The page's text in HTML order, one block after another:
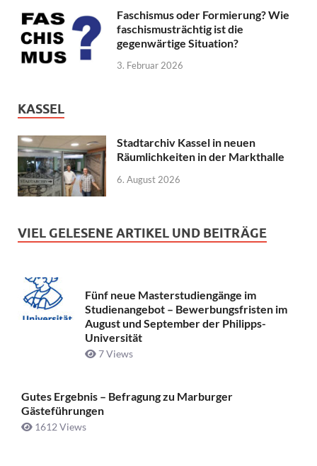
Faschismus oder Formierung? Wie
faschismusträchtig ist die
gegenwärtige Situation?
3. Februar 2026
KASSEL
Stadtarchiv Kassel in neuen
Räumlichkeiten in der Markthalle
6. August 2026
VIEL GELESENE ARTIKEL UND BEITRÄGE
Fünf neue Masterstudiengänge im
Studienangebot – Bewerbungsfristen im
August und September der Philipps-
Universität
7 Views
Gutes Ergebnis – Befragung zu Marburger
Gästeführungen
1612 Views